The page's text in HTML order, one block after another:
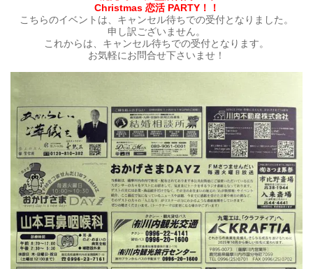
Christmas 恋活 PARTY！！
こちらのイベントは、キャンセル待ちでの受付となりました。
申し訳ございません。
これからは、キャンセル待ちでの受付となります。
お気軽にお問合せ下さいませ！